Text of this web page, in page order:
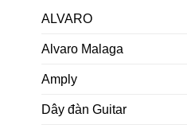
ALVARO
Alvaro Malaga
Amply
Dây đàn Guitar